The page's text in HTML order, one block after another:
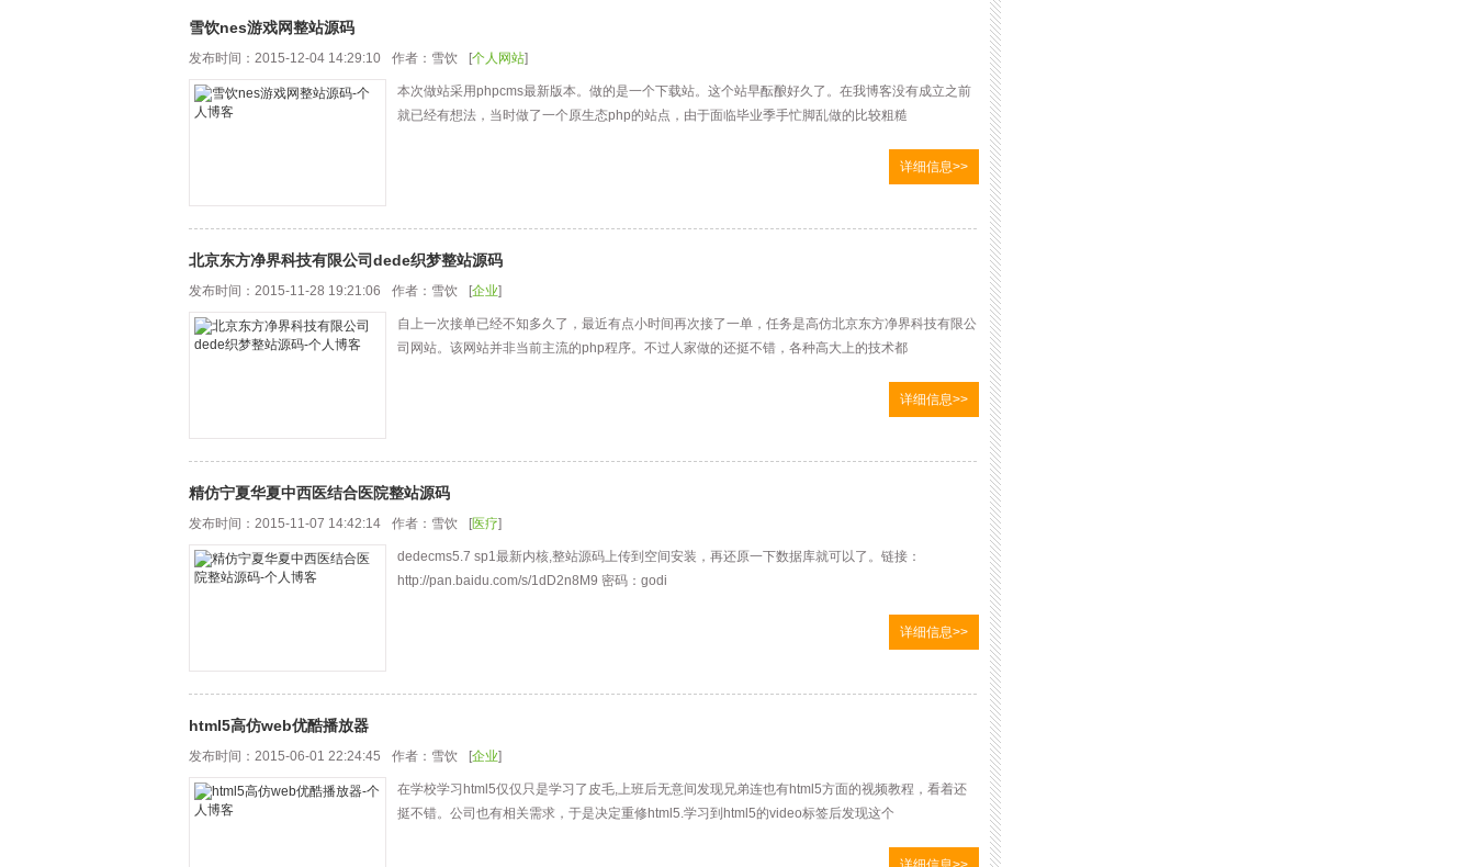
雪饮nes游戏网整站源码
发布时间：2015-12-04 14:29:10 作者：雪饮 [个人网站]
本次做站采用phpcms最新版本。做的是一个下载站。这个站早酝酿好久了。在我博客没有成立之前
就已经有想法，当时做了一个原生态php的站点，由于面临毕业季手忙脚乱做的比较粗糙
详细信息>>
北京东方净界科技有限公司dede织梦整站源码
发布时间：2015-11-28 19:21:06 作者：雪饮 [企业]
自上一次接单已经不知多久了，最近有点小时间再次接了一单，任务是高仿北京东方净界科技有限公
司网站。该网站并非当前主流的php程序。不过人家做的还挺不错，各种高大上的技术都
详细信息>>
精仿宁夏华夏中西医结合医院整站源码
发布时间：2015-11-07 14:42:14 作者：雪饮 [医疗]
dedecms5.7 sp1最新内核,整站源码上传到空间安装，再还原一下数据库就可以了。链接：
http://pan.baidu.com/s/1dD2n8M9 密码：godi
详细信息>>
html5高仿web优酷播放器
发布时间：2015-06-01 22:24:45 作者：雪饮 [企业]
在学校学习html5仅仅只是学习了皮毛,上班后无意间发现兄弟连也有html5方面的视频教程，看着还
挺不错。公司也有相关需求，于是决定重修html5.学习到html5的video标签后发现这个